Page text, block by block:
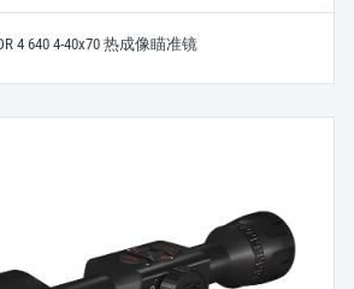
4 640 4-40x70 热成像瞄准镜